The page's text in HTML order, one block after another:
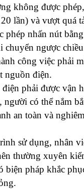
không được
lần) và vượt quá
phép nhấn nút
chuyển ngược
công việc phải
nguồn điện.
điện phải được vận
người có thể nắm
an toàn và
sử dụng, nhân
thường xuyên
biện pháp khắc